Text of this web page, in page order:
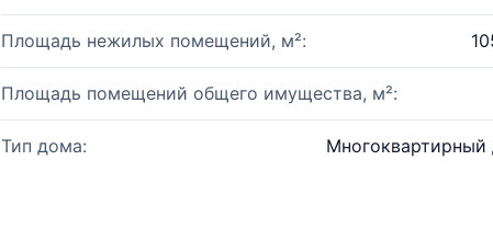
Площадь нежилых помещений, м²:
Площадь помещений общего имущества, м²:
Тип дома: Многоквартирный